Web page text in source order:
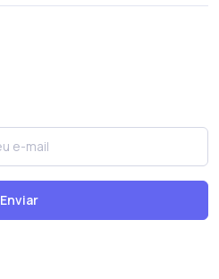
Enviar